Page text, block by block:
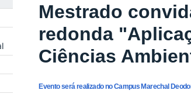
Mestrado
redonda
Ciências
Evento será realizado no Campus Marechal